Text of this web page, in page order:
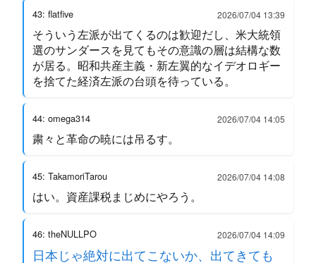
43: flatfive 2026/07/04 13:39
そういう左派が出てくるのは歓迎だし、米大統領
選のサンダースを見てもその意識の層は結構な数
が居る。昭和共産主義・新左翼的なイデオロギー
を捨てた経済左派の台頭を待っている。
44: omega314 2026/07/04 14:05
粛々と革命の暁には吊るす。
45: TakamoriTarou 2026/07/04 14:08
はい。資産課税まじめにやろう。
46: theNULLPO 2026/07/04 14:09
日本じゃ絶対に出てこないか、出てきても